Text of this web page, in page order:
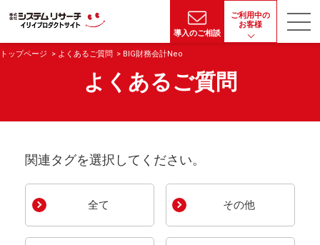
導入のご相談
ご利用中の
お客様
トップページ よくあるご質問 BIG財務会計Neo
よくあるご質問
関連タグを選択してください。
全て その他